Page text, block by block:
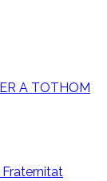
A TOTHOM